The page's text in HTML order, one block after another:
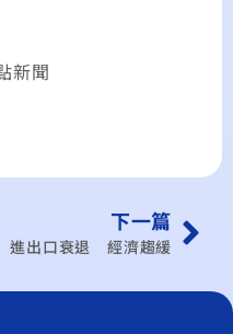
新聞
下一篇
進出口衰退 經濟趨緩